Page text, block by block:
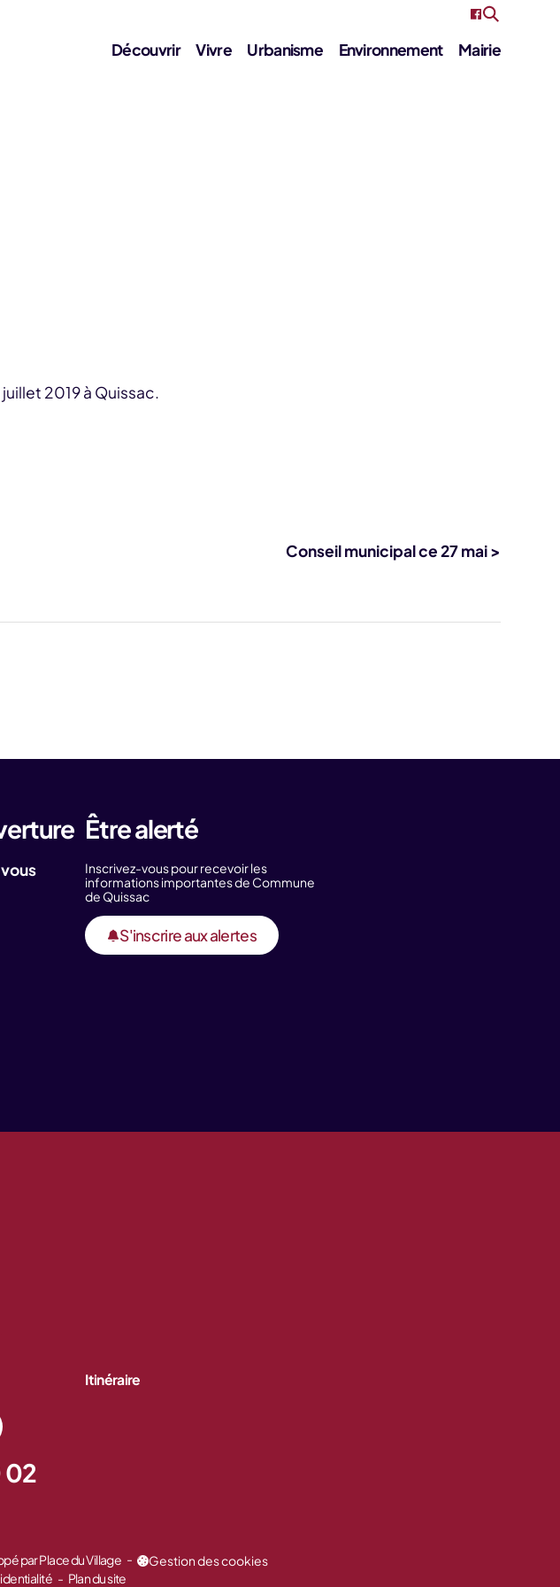
Découvrir Vivre Urbanisme Environnement Mairie
2019 à Quissac.
Conseil municipal ce 27 mai >
Être alerté
Inscrivez-vous pour recevoir les
informations importantes de Commune
de Quissac
S'inscrire aux alertes
Itinéraire
02
par Place du Village
Gestion des cookies
Plan du site